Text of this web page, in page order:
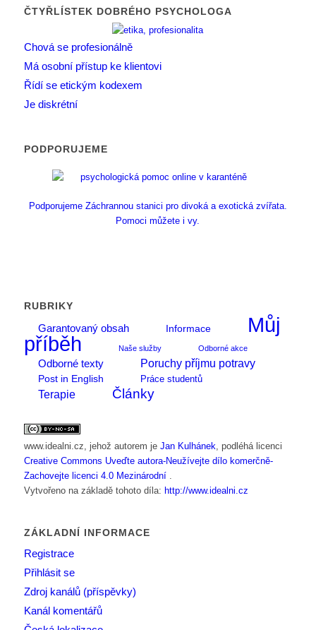
ČTYŘLÍSTEK DOBRÉHO PSYCHOLOGA
Chová se profesionálně
Má osobní přístup ke klientovi
Řídí se etickým kodexem
Je diskrétní
PODPORUJEME
Podporujeme Záchrannou stanici pro divoká a exotická zvířata.
Pomoci můžete i vy.
RUBRIKY
Garantovaný obsah
Informace
Můj
příběh
Naše služby Odborné akce
Odborné texty Poruchy příjmu potravy
Post in English Práce studentů
Terapie Články
www.idealni.cz , jehož autorem je Jan Kulhánek , podléhá licenci
Creative Commons Uveďte autora-Neužívejte dílo komerčně-
Zachovejte licenci 4.0 Mezinárodní
Vytvořeno na základě tohoto díla: http://www.idealni.cz
ZÁKLADNÍ INFORMACE
Registrace
Přihlásit se
Zdroj kanálů (příspěvky)
Kanál komentářů